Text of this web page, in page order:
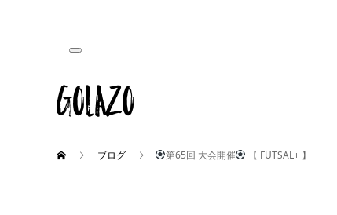
ブログ 第65回 大会開催 【 FUTSAL+ 】